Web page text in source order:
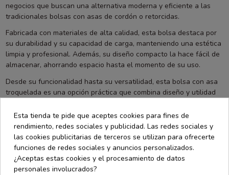
negocios que buscan una alternativa moderna y eficiente a las
tradicionales bolsas con asas de cordón o retorcidas.
Fabricada con materiales de alta calidad, esta bolsa destaca por
su durabilidad y su capacidad de carga, manteniendo una estética
limpia y profesional. Además, su diseño compacto la hace fácil de
almacenar, ahorrando espacio hasta el momento de su uso.
Desde su funcionalidad hasta su versatilidad, esta bolsa con asa
troquelada es una opción práctica que combina diseño y utilidad
de que tus productos destaquen con esta solución de embalaje
eficiente y atractiva!
Esta tienda te pide que aceptes cookies para fines de
rendimiento, redes sociales y publicidad. Las redes sociales y
las cookies publicitarias de terceros se utilizan para ofrecerte
funciones de redes sociales y anuncios personalizados.
¿Aceptas estas cookies y el procesamiento de datos
personales involucrados?